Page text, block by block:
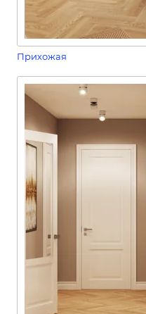
Прихожая